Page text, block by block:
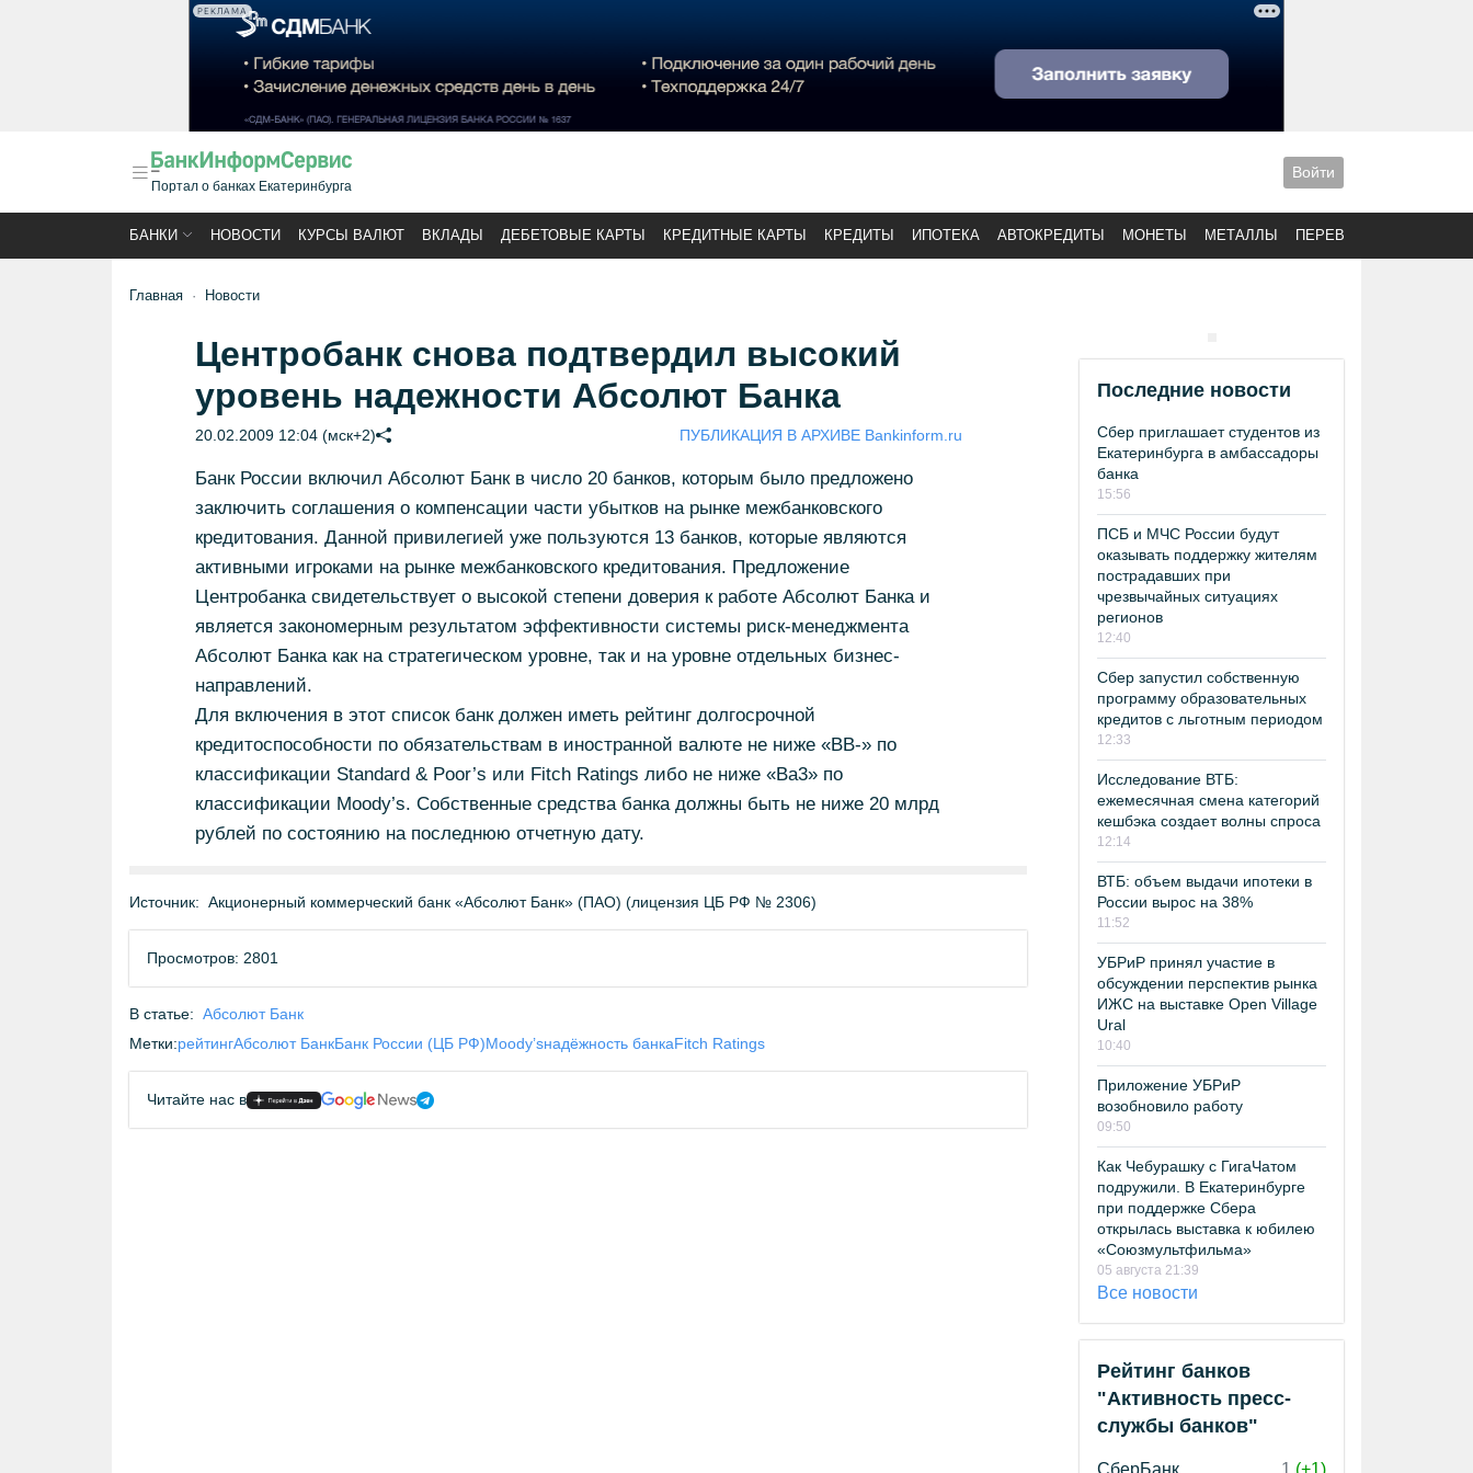
РЕКЛАМА
Портал о банках Екатеринбурга
Войти
БАНКИ НОВОСТИ КУРСЫ ВАЛЮТ ВКЛАДЫ ДЕБЕТОВЫЕ КАРТЫ КРЕДИТНЫЕ КАРТЫ КРЕДИТЫ ИПОТЕКА АВТОКРЕДИТЫ МОНЕТЫ МЕТАЛЛЫ ПЕРЕВОДЫ
Главная Новости
Центробанк снова подтвердил высокий
уровень надежности Абсолют Банка
20.02.2009 12:04 (мск+2) ПУБЛИКАЦИЯ В АРХИВЕ Bankinform.ru
Банк России включил Абсолют Банк в число 20 банков, которым было предложено
заключить соглашения о компенсации части убытков на рынке межбанковского
кредитования. Данной привилегией уже пользуются 13 банков, которые являются
активными игроками на рынке межбанковского кредитования. Предложение
Центробанка свидетельствует о высокой степени доверия к работе Абсолют Банка и
является закономерным результатом эффективности системы риск-менеджмента
Абсолют Банка как на стратегическом уровне, так и на уровне отдельных бизнес-
направлений.
Для включения в этот список банк должен иметь рейтинг долгосрочной
кредитоспособности по обязательствам в иностранной валюте не ниже «ВВ-» по
классификации Standard & Poor’s или Fitch Ratings либо не ниже «Ва3» по
классификации Moody’s. Собственные средства банка должны быть не ниже 20 млрд
рублей по состоянию на последнюю отчетную дату.
Источник: Акционерный коммерческий банк «Абсолют Банк» (ПАО) (лицензия ЦБ РФ № 2306)
Просмотров: 2801
В статье: Абсолют Банк
Метки:рейтингАбсолют БанкБанк России (ЦБ РФ)Moody’sнадёжность банкаFitch Ratings
Читайте нас в
Последние новости
Сбер приглашает студентов из
Екатеринбурга в амбассадоры
банка
15:56
ПСБ и МЧС России будут
оказывать поддержку жителям
пострадавших при
чрезвычайных ситуациях
регионов
12:40
Сбер запустил собственную
программу образовательных
кредитов с льготным периодом
12:33
Исследование ВТБ:
ежемесячная смена категорий
кешбэка создает волны спроса
12:14
ВТБ: объем выдачи ипотеки в
России вырос на 38%
11:52
УБРиР принял участие в
обсуждении перспектив рынка
ИЖС на выставке Open Village
Ural
10:40
Приложение УБРиР
возобновило работу
09:50
Как Чебурашку с ГигаЧатом
подружили. В Екатеринбурге
при поддержке Сбера
открылась выставка к юбилею
«Союзмультфильма»
05 августа 21:39
Все новости
Рейтинг банков
"Активность пресс-
службы банков"
СберБанк 1 (+1)